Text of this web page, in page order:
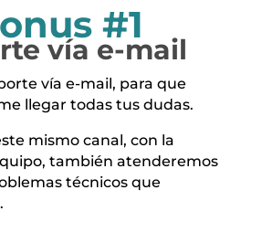
#1
vía e-mail
vía e-mail, para que
llegar todas tus dudas.
mismo canal, con la
también atenderemos
técnicos que